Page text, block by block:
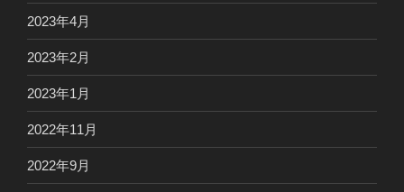
2023年4月
2023年2月
2023年1月
2022年11月
2022年9月